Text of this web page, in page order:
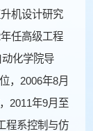
机设计研究
任高级工程
化学院导
，2006年8月
2011年9月至
程系控制与仿